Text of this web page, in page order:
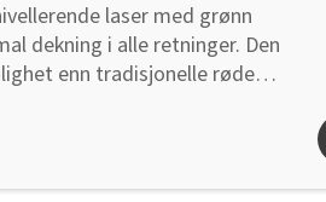
laser med grønn
dekning i alle retninger. Den
enn tradisjonelle røde
på opptil 30 meter, eller 50
vinkelbare sålen med